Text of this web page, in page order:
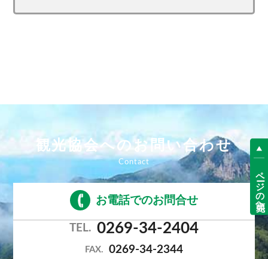
観光協会へのお問い合わせ
お電話でのお問合せ
TEL. 0269-34-2404
FAX. 0269-34-2344
ページの先頭へ